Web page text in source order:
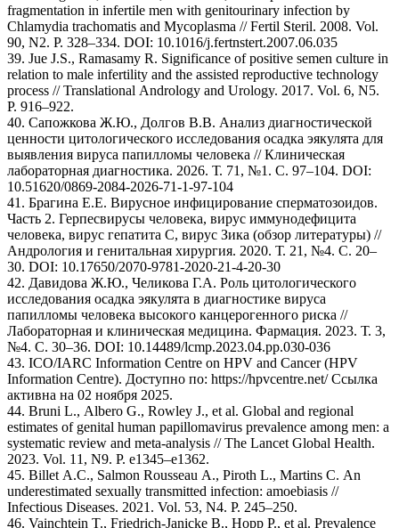
fragmentation in infertile men with genitourinary infection by
Chlamydia trachomatis and Mycoplasma // Fertil Steril. 2008. Vol.
90, N2. P. 328–334. DOI: 10.1016/j.fertnstert.2007.06.035
39. Jue J.S., Ramasamy R. Significance of positive semen culture in
relation to male infertility and the assisted reproductive technology
process // Translational Andrology and Urology. 2017. Vol. 6, N5.
P. 916–922.
40. Сапожкова Ж.Ю., Долгов В.В. Анализ диагностической
ценности цитологического исследования осадка эякулята для
выявления вируса папилломы человека // Клиническая
лабораторная диагностика. 2026. Т. 71, №1. С. 97–104. DOI:
10.51620/0869-2084-2026-71-1-97-104
41. Брагина Е.Е. Вирусное инфицирование сперматозоидов.
Часть 2. Герпесвирусы человека, вирус иммунодефицита
человека, вирус гепатита С, вирус Зика (обзор литературы) //
Андрология и генитальная хирургия. 2020. Т. 21, №4. С. 20–
30. DOI: 10.17650/2070-9781-2020-21-4-20-30
42. Давидова Ж.Ю., Челикова Г.А. Роль цитологического
исследования осадка эякулята в диагностике вируса
папилломы человека высокого канцерогенного риска //
Лабораторная и клиническая медицина. Фармация. 2023. Т. 3,
№4. С. 30–36. DOI: 10.14489/lcmp.2023.04.pp.030-036
43. ICO/IARC Information Centre on HPV and Cancer (HPV
Information Centre). Доступно по: https://hpvcentre.net/ Ссылка
активна на 02 ноября 2025.
44. Bruni L., Albero G., Rowley J., et al. Global and regional
estimates of genital human papillomavirus prevalence among men: a
systematic review and meta-analysis // The Lancet Global Health.
2023. Vol. 11, N9. P. e1345–e1362.
45. Billet A.C., Salmon Rousseau A., Piroth L., Martins C. An
underestimated sexually transmitted infection: amoebiasis //
Infectious Diseases. 2021. Vol. 53, N4. P. 245–250.
46. Vainchtein T., Friedrich-Janicke B., Hopp P., et al. Prevalence